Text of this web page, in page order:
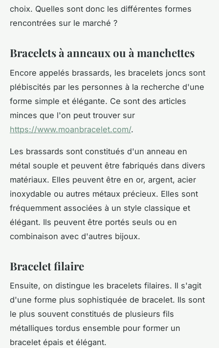
choix. Quelles sont donc les différentes formes
rencontrées sur le marché ?
Bracelets à anneaux ou à manchettes
Encore appelés brassards, les bracelets joncs sont
plébiscités par les personnes à la recherche d'une
forme simple et élégante. Ce sont des articles
minces que l'on peut trouver sur
https://www.moanbracelet.com/.
Les brassards sont constitués d'un anneau en
métal souple et peuvent être fabriqués dans divers
matériaux. Elles peuvent être en or, argent, acier
inoxydable ou autres métaux précieux. Elles sont
fréquemment associées à un style classique et
élégant. Ils peuvent être portés seuls ou en
combinaison avec d'autres bijoux.
Bracelet filaire
Ensuite, on distingue les bracelets filaires. Il s'agit
d'une forme plus sophistiquée de bracelet. Ils sont
le plus souvent constitués de plusieurs fils
métalliques tordus ensemble pour former un
bracelet épais et élégant.